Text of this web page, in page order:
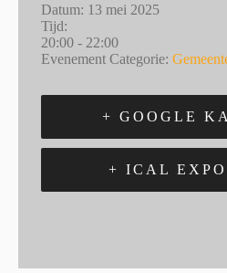
Datum: 13 mei 2025
Tijd:
20:00 - 22:00
Evenement Categorie:
+ GOOGLE
+ ICAL